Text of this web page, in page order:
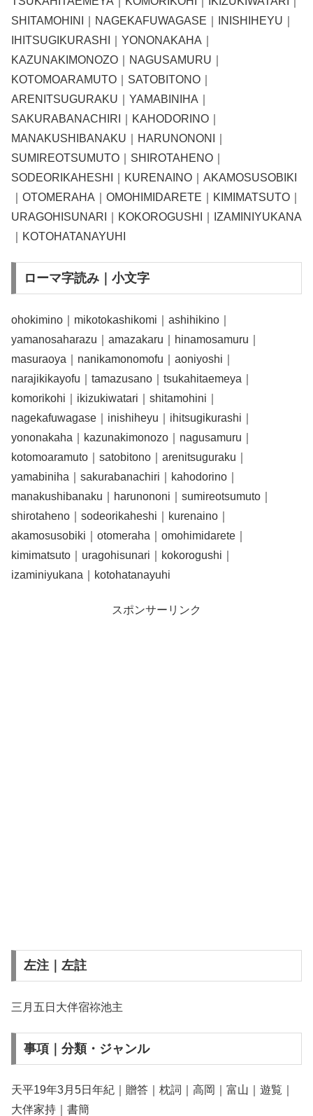
SHITAMOHINI｜NAGEKAFUWAGASE｜INISHIHEYU｜
IHITSUGIKURASHI｜YONONAKAHA｜
KAZUNAKIMONOZO｜NAGUSAMURU｜
KOTOMOARAMUTO｜SATOBITONO｜
ARENITSUGURAKU｜YAMABINIHA｜
SAKURABANACHIRI｜KAHODORINO｜
MANAKUSHIBANAKU｜HARUNONONI｜
SUMIREOTSUMUTO｜SHIROTAHENO｜
SODEORIKAHESHI｜KURENAINO｜AKAMOSUSOBIKI
｜OTOMERAHA｜OMOHIMIDARETE｜KIMIMATSUTO｜
URAGOHISUNARI｜KOKOROGUSHI｜IZAMINIYUKANA
｜KOTOHATANAYUHI
ローマ字読み｜小文字
ohokimino｜mikotokashikomi｜ashihikino｜
yamanosaharazu｜amazakaru｜hinamosamuru｜
masuraoya｜nanikamonomofu｜aoniyoshi｜
narajikikayofu｜tamazusano｜tsukahitaemeya｜
komorikohi｜ikizukiwatari｜shitamohini｜
nagekafuwagase｜inishiheyu｜ihitsugikurashi｜
yononakaha｜kazunakimonozo｜nagusamuru｜
kotomoaramuto｜satobitono｜arenitsuguraku｜
yamabiniha｜sakurabanachiri｜kahodorino｜
manakushibanaku｜harunononi｜sumireotsumuto｜
shirotaheno｜sodeorikaheshi｜kurenaino｜
akamosusobiki｜otomeraha｜omohimidarete｜
kimimatsuto｜uragohisunari｜kokorogushi｜
izaminiyukana｜kotohatanayuhi
スポンサーリンク
左注｜左註
三月五日大伴宿祢池主
事項｜分類・ジャンル
天平19年3月5日年紀｜贈答｜枕詞｜高岡｜富山｜遊覧｜
大伴家持｜書簡